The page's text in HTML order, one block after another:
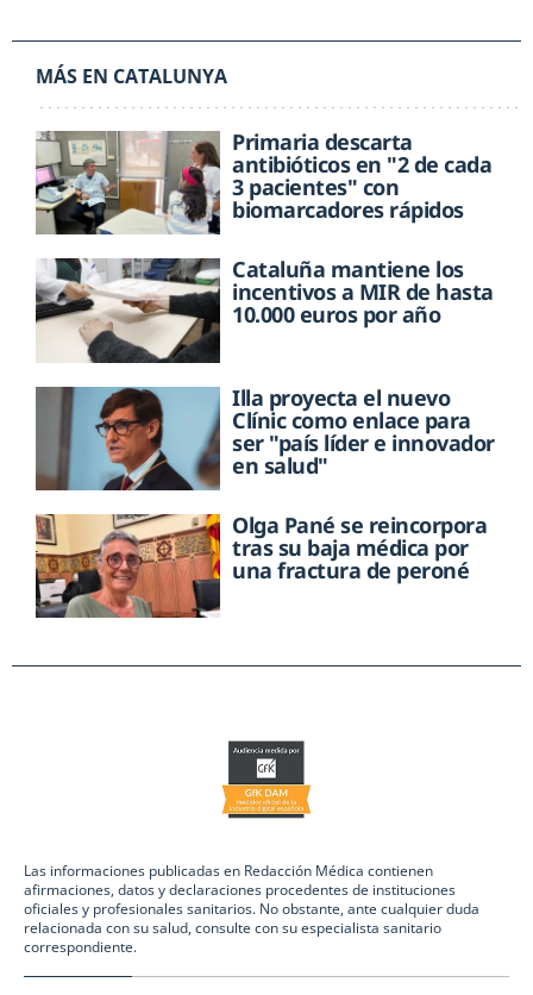
MÁS EN CATALUNYA
Primaria descarta
antibióticos en "2 de cada
3 pacientes" con
biomarcadores rápidos
Cataluña mantiene los
incentivos a MIR de hasta
10.000 euros por año
Illa proyecta el nuevo
Clínic como enlace para
ser "país líder e innovador
en salud"
Olga Pané se reincorpora
tras su baja médica por
una fractura de peroné
Las informaciones publicadas en Redacción Médica contienen
afirmaciones, datos y declaraciones procedentes de instituciones
oficiales y profesionales sanitarios. No obstante, ante cualquier duda
relacionada con su salud, consulte con su especialista sanitario
correspondiente.